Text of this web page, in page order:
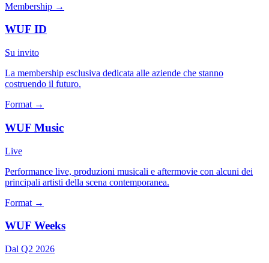
Membership →
WUF ID
Su invito
La membership esclusiva dedicata alle aziende che stanno
costruendo il futuro.
Format →
WUF Music
Live
Performance live, produzioni musicali e aftermovie con alcuni dei
principali artisti della scena contemporanea.
Format →
WUF Weeks
Dal Q2 2026